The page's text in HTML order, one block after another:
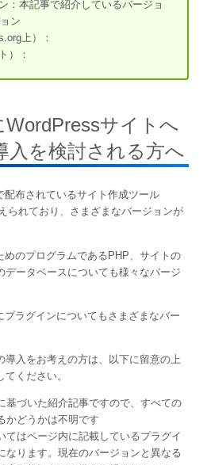
：本記事で紹介しているバージョ
ン
上）：
）：
サイトへ
入を検討される方へ
布されているサイト作成ツール
られており、さまざまなバージョンが
めのプログラムであるPHP、サイトの
データベースについても様々なバージ
プラグインについてもさまざまなバー
導入をお考えの方は、以下に留意の上
ください。
基づいた紹介記事ですので、すべての
かどうかは不明です
はページ内に記載しているプラグイ
なります。現在のバージョンと異なる